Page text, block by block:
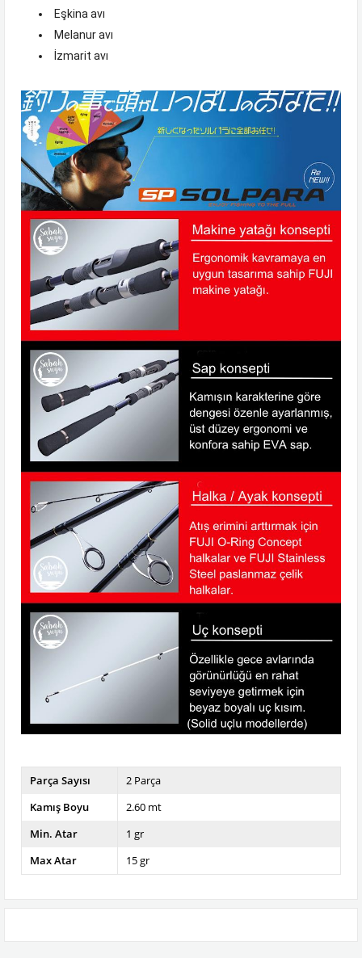
Eşkina avı
Melanur avı
İzmarit avı
Parça Sayısı
2 Parça
Kamış Boyu
2.60 mt
Min. Atar
1 gr
Max Atar
15 gr